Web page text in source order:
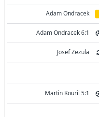
Adam Ondracek
Adam Ondracek 6:1
Josef Zezula
Martin Kouril 5:1